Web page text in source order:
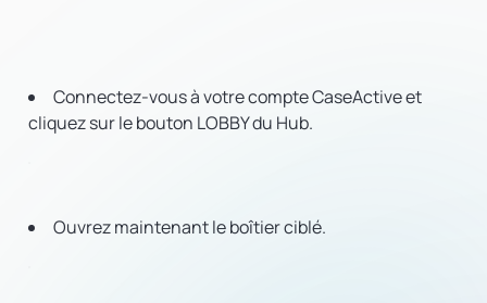
Connectez-vous à votre compte CaseActive et
cliquez sur le bouton LOBBY du Hub.
Ouvrez maintenant le boîtier ciblé.